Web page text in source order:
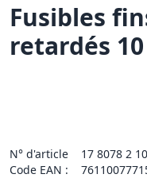
Fusibles
retardés
N° d'article
17 8078 2 10
Code EAN :